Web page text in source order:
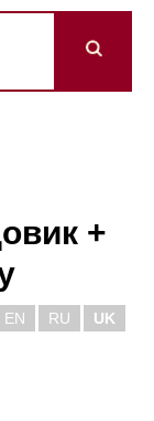
+
EN RU UK